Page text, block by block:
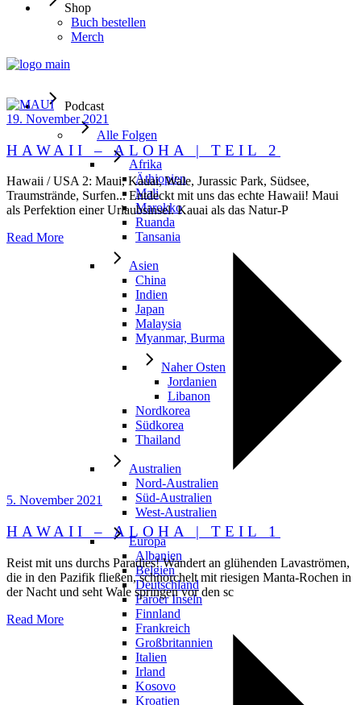
Shop
Buch bestellen
Merch
Podcast
Alle Folgen
Afrika
Äthiopien
Mali
Marokko
Ruanda
Tansania
Asien
China
Indien
Japan
Malaysia
Myanmar, Burma
Naher Osten
Jordanien
Libanon
Nordkorea
Südkorea
Thailand
Australien
Nord-Australien
Süd-Australien
West-Australien
Europa
Albanien
Belgien
Deutschland
Färöer Inseln
Finnland
Frankreich
Großbritannien
Italien
Irland
Kosovo
Kroatien
19. November 2021
HAWAII – ALOHA | TEIL 2
Hawaii / USA 2: Maui, Kauai, Wale, Jurassic Park, Südsee,
Traumstrände, Surfen... Entdeckt mit uns das echte Hawaii! Maui
als Perfektion einer Urlaubsinsel. Kauai als das Natur-P
Read More
5. November 2021
HAWAII – ALOHA | TEIL 1
Reist mit uns durchs Paradies! Wandert an glühenden Lavaströmen,
die in den Pazifik fließen, schnorchelt mit riesigen Manta-Rochen in
der Nacht und seht Wale springen vor den sc
Read More